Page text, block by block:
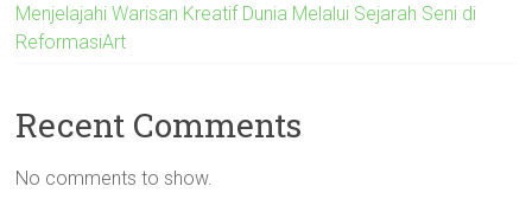
Menjelajahi Warisan Kreatif Dunia Melalui Sejarah Seni di
ReformasiArt
Recent Comments
No comments to show.